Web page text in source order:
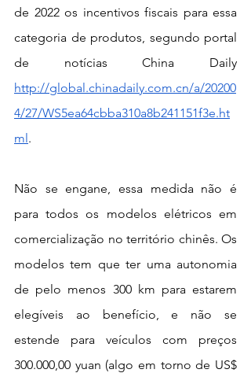
de 2022 os incentivos fiscais para essa
categoria de produtos, segundo portal
http://global.chinadaily.com.cn/a/20200
4/27/WS5ea64cbba310a8b241151f3e.ht
ml.
Não se engane, essa medida não é
para todos os modelos elétricos em
comercialização no território chinês. Os
modelos tem que ter uma autonomia
de pelo menos 300 km para estarem
elegíveis ao benefício, e não se
estende para veículos com preços
300.000,00 yuan (algo em torno de US$